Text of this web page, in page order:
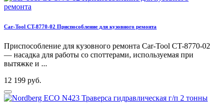
Car-Tool CT-8770-02 Приспособление для кузовного ремонта
Приспособление для кузовного ремонта Car-Tool CT-8770-02
— насадка для работы со споттерами, используемая при
вытяжке и ...
12 199 руб.